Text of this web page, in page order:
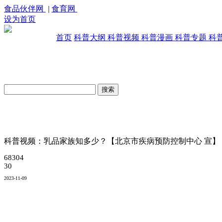
食品伙伴网 | 食育网
设为首页
首页 科普大纲 科普视频 科普漫画 科普专题 科
科普视频：乳品家族知多少？【北京市疾病预防控制中心 宣】
68304
30
2023-11-09